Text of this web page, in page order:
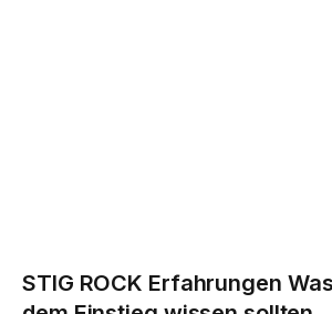
STIG ROCK Erfahrungen